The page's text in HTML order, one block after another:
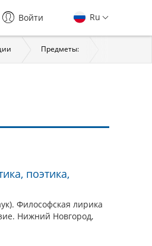
Ru
Войти
Предметы:
поэтика,
Философская лирика
Нижний Новгород,